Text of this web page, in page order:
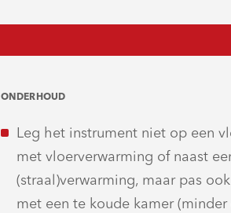
ONDERHOUD
Leg het instrument niet op een
met vloerverwarming of naast
(straal)verwarming, maar pas
met een te koude kamer (minder